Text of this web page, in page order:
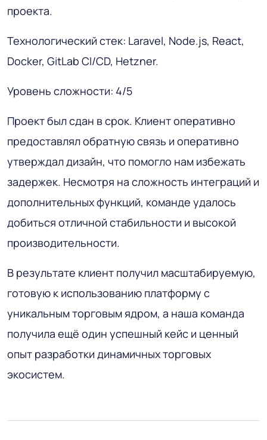
проекта.
Технологический стек: Laravel, Node.js, React,
Docker, GitLab CI/CD, Hetzner.
Уровень сложности: 4/5
Проект был сдан в срок. Клиент оперативно
предоставлял обратную связь и оперативно
утверждал дизайн, что помогло нам избежать
задержек. Несмотря на сложность интеграций и
дополнительных функций, команде удалось
добиться отличной стабильности и высокой
производительности.
В результате клиент получил масштабируемую,
готовую к использованию платформу с
уникальным торговым ядром, а наша команда
получила ещё один успешный кейс и ценный
опыт разработки динамичных торговых
экосистем.